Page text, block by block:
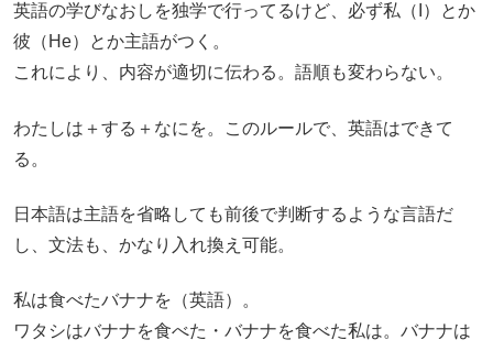
英語の学びなおしを独学で行ってるけど、必ず私（I）とか
彼（He）とか主語がつく。
これにより、内容が適切に伝わる。語順も変わらない。
わたしは＋する＋なにを。このルールで、英語はできて
る。
日本語は主語を省略しても前後で判断するような言語だ
し、文法も、かなり入れ換え可能。
私は食べたバナナを（英語）。
ワタシはバナナを食べた・バナナを食べた私は。バナナは